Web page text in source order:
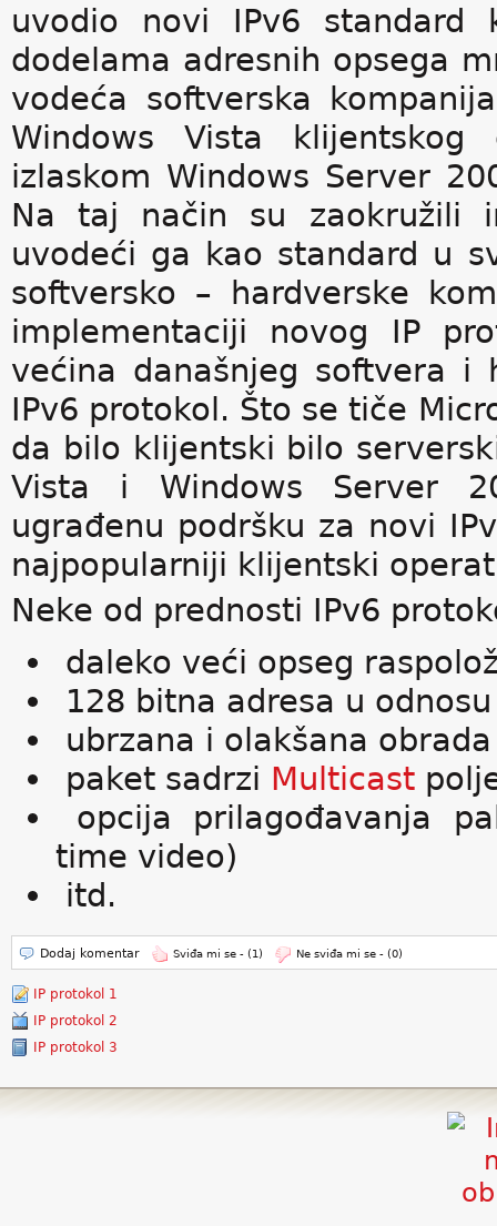
uvodio novi IPv6
dodelama adresnih opsega
vodeća softverska
Windows Vista
izlaskom Windows Server
Na taj način su zaokružili
uvodeći ga kao standard u
softversko – hardverske
implementaciji novog IP
većina današnjeg softvera i
IPv6 protokol. Što se tiče
da bilo klijentski bilo
Vista i Windows Server
ugrađenu podršku za novi
najpopularniji klijentski
Neke od prednosti IPv6
daleko veći opseg
128 bitna adresa u
ubrzana i olakšana
paket sadrzi Multicast
opcija prilagođavanja
time video)
itd.
Dodaj komentar Sviđa mi se - (1) Ne sviđa mi se - (0)
IP protokol 1
IP protokol 2
IP protokol 3